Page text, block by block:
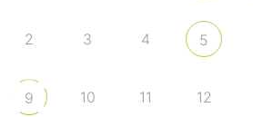
2 3 4 5
9 10 11 12